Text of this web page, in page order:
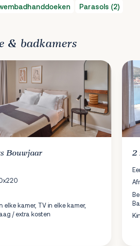
Parasols (2)
& badkamers
Bouwjaar
elke kamer, TV in elke kamer,
/ extra kosten
2